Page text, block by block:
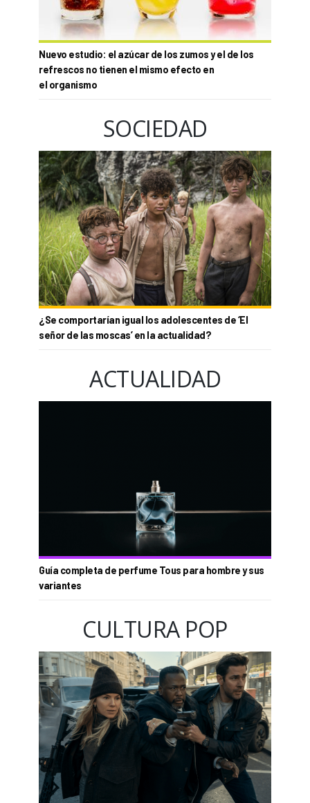
Nuevo estudio: el azúcar de los zumos y el de los
refrescos no tienen el mismo efecto en
el organismo
SOCIEDAD
¿Se comportarían igual los adolescentes de ‘El
señor de las moscas’ en la actualidad?
ACTUALIDAD
Guía completa de perfume Tous para hombre y sus
variantes
CULTURA POP